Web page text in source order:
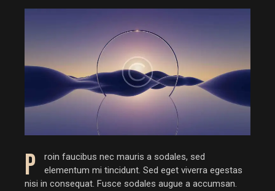
P
roin faucibus nec mauris a sodales, sed
elementum mi tincidunt. Sed eget viverra egestas
nisi in consequat. Fusce sodales augue a accumsan.